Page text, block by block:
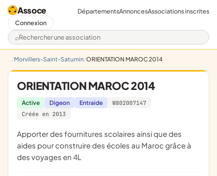
Assoce
Rechercher une association
DépartementsAnnoncesAssociations inscrites
Connexion
Morvillers-Saint-Saturnin ORIENTATION MAROC 2014
ORIENTATION MAROC 2014
Active Digeon Entraide
W802007147
Créée en 2013
apporter des fournitures scolaires ainsi que des
aides pour construire des écoles au Maroc grâce à
des voyages en 4L